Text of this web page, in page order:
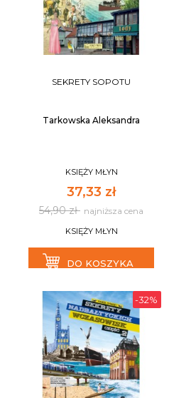
SEKRETY SOPOTU
Tarkowska Aleksandra
KSIĘŻY MŁYN
37,33 zł
54,90 zł najniższa cena
KSIĘŻY MŁYN
DO KOSZYKA
-32%